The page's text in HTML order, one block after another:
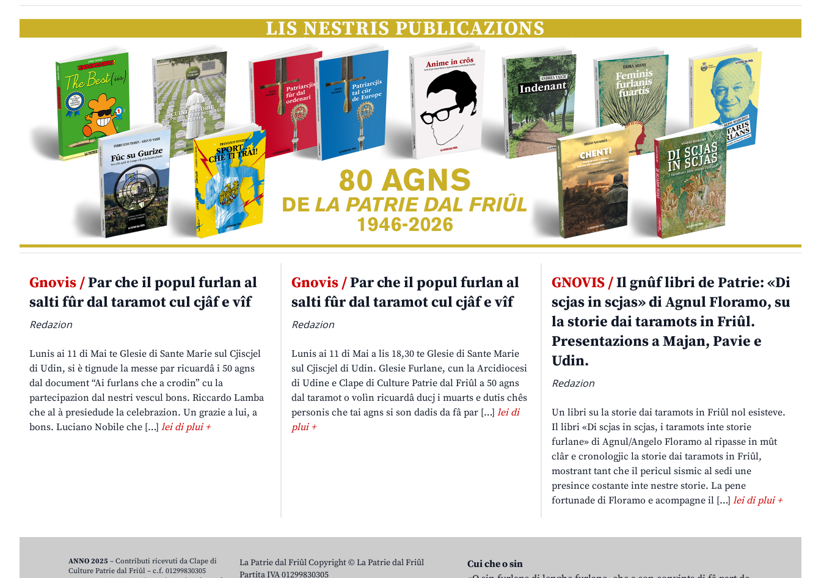
Gnovis /Par che il popul furlan al
salti fûr dal taramot cul cjâf e vîf
Redazion
Lunis ai 11 di Mai te Glesie di Sante Marie sul Cjiscjel
di Udin, si è tignude la messe par ricuardâ i 50 agns
dal document “Ai furlans che a crodin” cu la
partecipazion dal nestri vescul bons. Riccardo Lamba
che al à presiedude la celebrazion. Un grazie a lui, a
bons. Luciano Nobile che […] lei di plui +
Gnovis /Par che il popul furlan al
salti fûr dal taramot cul cjâf e vîf
Redazion
Lunis ai 11 di Mai a lis 18,30 te Glesie di Sante Marie
sul Cjiscjel di Udin. Glesie Furlane, cun la Arcidiocesi
di Udine e Clape di Culture Patrie dal Friûl a 50 agns
dal taramot o volìn ricuardâ ducj i muarts e dutis chês
personis che tai agns si son dadis da fâ par […] lei di
plui +
GNOVIS /Il gnûf libri de Patrie: «Di
scjas in scjas» di Agnul Floramo, su
la storie dai taramots in Friûl.
Presentazions a Majan, Pavie e
Udin.
Redazion
Un libri su la storie dai taramots in Friûl nol esisteve.
Il libri «Di scjas in scjas, i taramots inte storie
furlane» di Agnul/Angelo Floramo al ripasse in mût
clâr e cronologjic la storie dai taramots in Friûl,
mostrant tant che il pericul sismic al sedi une
presince costante inte nestre storie. La pene
fortunade di Floramo e acompagne il […]lei di plui +
La Patrie dal Friûl Copyright © La Patrie dal Friûl
Partita IVA 01299830305
Cui che o sin
ANNO 2025 – Contributi ricevuti da Clape di
Culture Patrie dal Friûl – c.f. 01299830305